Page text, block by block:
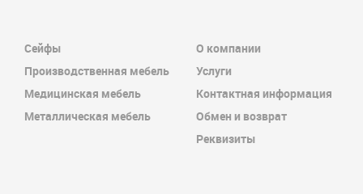
Сейфы
Производственная мебель
Медицинская мебель
Металлическая мебель
О компании
Услуги
Контактная информация
Обмен и возврат
Реквизиты